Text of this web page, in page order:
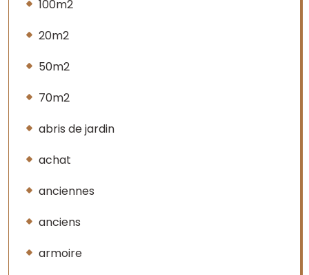
100m2
20m2
50m2
70m2
abris de jardin
achat
anciennes
anciens
armoire